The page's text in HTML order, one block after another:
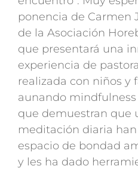
ponencia de Carmen
de la Asociación
que presentará una
experiencia de
realizada con niños y
aunando
que demuestran que
meditación diaria
espacio de bondad
y les ha dado